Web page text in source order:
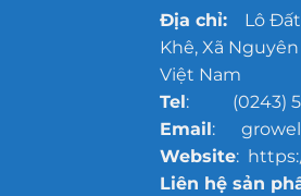
Địa chỉ:Lô Đất
Khê, Xã
Việt Nam
Tel: (0243)
Email:
Website:
Liên hệ sản